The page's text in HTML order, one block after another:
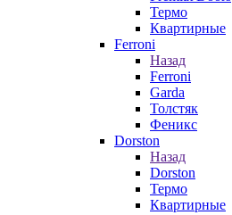
Термо
Квартирные
Ferroni
Назад
Ferroni
Garda
Толстяк
Феникс
Dorston
Назад
Dorston
Термо
Квартирные